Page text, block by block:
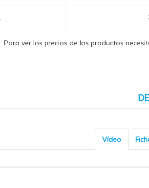
Para ver los precios de los productos
Vídeo